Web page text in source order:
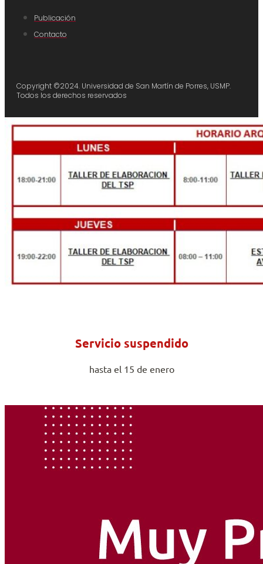
Publicación
Contacto
Copyright ©2024. Universidad de San Martín de Porres, USMP.
Todos los derechos reservados
Servicio suspendido
hasta el 15 de enero